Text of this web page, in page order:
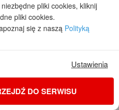
15 (G) pliki cookies, kliknij
pliki cookies.
się z naszą Polityką
Ustawienia
DO SERWISU